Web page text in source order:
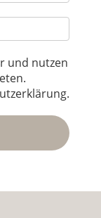
und nutzen